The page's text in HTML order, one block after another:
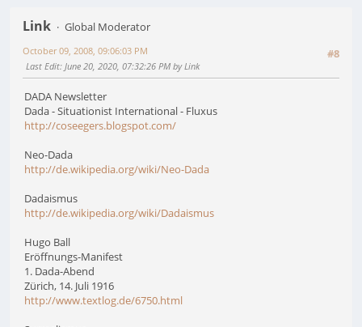
Link
Global Moderator
#8
October 09, 2008, 09:06:03 PM
Last Edit: June 20, 2020, 07:32:26 PM by Link
DADA Newsletter
Dada - Situationist International - Fluxus
http://coseegers.blogspot.com/
Neo-Dada
http://de.wikipedia.org/wiki/Neo-Dada
Dadaismus
http://de.wikipedia.org/wiki/Dadaismus
Hugo Ball
Eröffnungs-Manifest
1. Dada-Abend
Zürich, 14. Juli 1916
http://www.textlog.de/6750.html